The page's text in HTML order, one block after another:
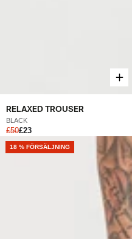
RELAXED TROUSER
BLACK
£50£23
NEW
18 % FÖRSÄLJNING